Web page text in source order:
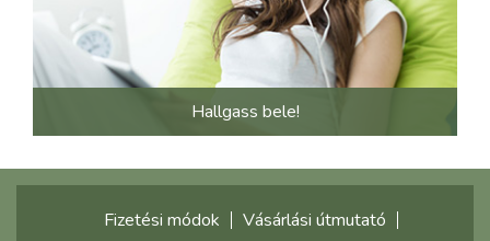
Hallgass bele!
Fizetési módok
Vásárlási útmutató